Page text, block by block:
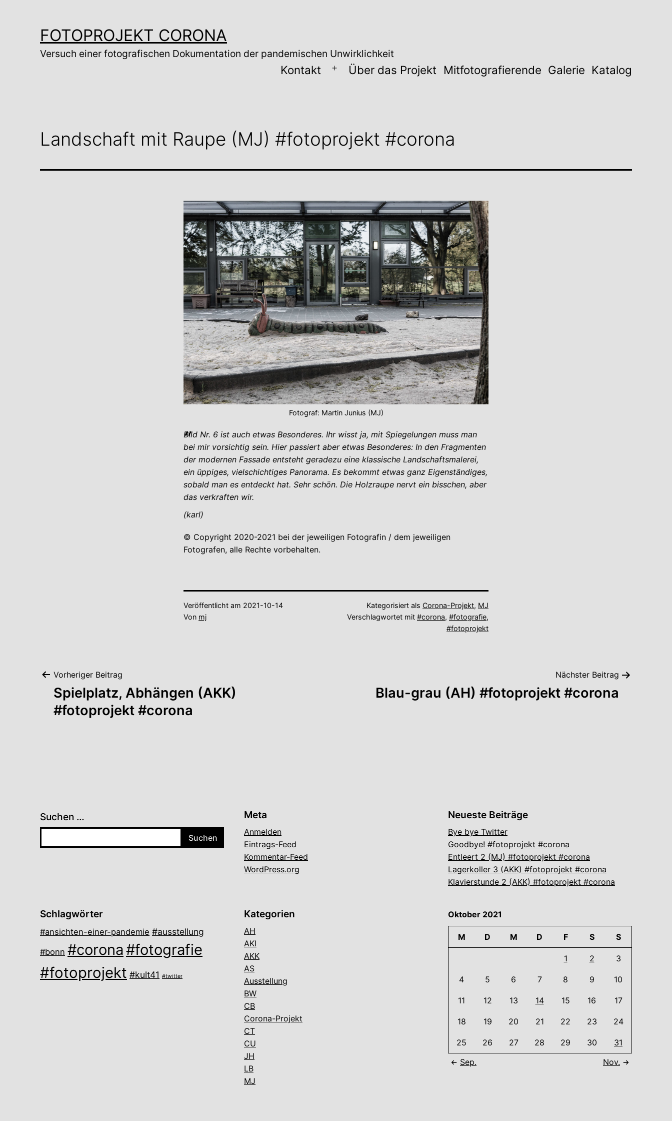
FOTOPROJEKT CORONA
Versuch einer fotografischen Dokumentation der pandemischen Unwirklichkeit
Kontakt
MenüÜber das Projekt Mitfotografierende Galerie Katalog
Landschaft mit Raupe (MJ) #fotoprojekt #corona
Fotograf: Martin Junius (MJ)
Bild Nr. 6 ist auch etwas Besonderes. Ihr wisst ja, mit Spiegelungen muss man
bei mir vorsichtig sein. Hier passiert aber etwas Besonderes: In den Fragmenten
der modernen Fassade entsteht geradezu eine klassische Landschaftsmalerei,
ein üppiges, vielschichtiges Panorama. Es bekommt etwas ganz Eigenständiges,
sobald man es entdeckt hat. Sehr schön. Die Holzraupe nervt ein bisschen, aber
das verkraften wir.
(karl)
© Copyright 2020-2021 bei der jeweiligen Fotografin / dem jeweiligen
Fotografen, alle Rechte vorbehalten.
Veröffentlicht am 2021-10-14
Von mj
Kategorisiert als Corona-Projekt, MJ
Verschlagwortet mit #corona, #fotografie,
#fotoprojekt
Beitragsnavigation
Vorheriger Beitrag
Spielplatz, Abhängen (AKK)
#fotoprojekt #corona
Nächster Beitrag
Blau-grau (AH) #fotoprojekt #corona
Suchen … Meta
Anmelden
Eintrags-Feed
Kommentar-Feed
WordPress.org
Neueste Beiträge
Bye bye Twitter
Goodbye! #fotoprojekt #corona
Entleert 2 (MJ) #fotoprojekt #corona
Lagerkoller 3 (AKK) #fotoprojekt #corona
Klavierstunde 2 (AKK) #fotoprojekt #corona
Schlagwörter
#ansichten-einer-pandemie #ausstellung
#bonn #corona#fotografie
#fotoprojekt #kult41 #twitter
Kategorien
AH
AKI
AKK
AS
Ausstellung
BW
CB
Corona-Projekt
CT
CU
JH
LB
MJ
Oktober 2021
M D M D F S S
1 2 3
4 5 6 7 8 9 10
11 12 13 14 15 16 17
18 19 20 21 22 23 24
25 26 27 28 29 30
31
Sep.
Nov.